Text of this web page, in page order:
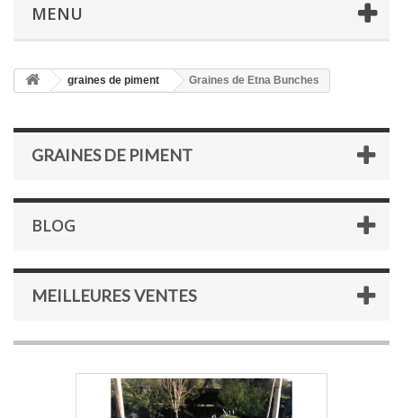
MENU
graines de piment Graines de Etna Bunches
GRAINES DE PIMENT
BLOG
MEILLEURES VENTES